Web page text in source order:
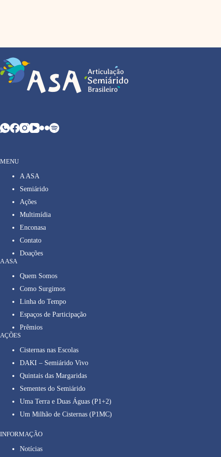
MENU
A ASA
Semiárido
Ações
Multimídia
Enconasa
Contato
Doações
A ASA
Quem Somos
Como Surgimos
Linha do Tempo
Espaços de Participação
Prêmios
AÇÕES
Cisternas nas Escolas
DAKI – Semiárido Vivo
Quintais das Margaridas
Sementes do Semiárido
Uma Terra e Duas Águas (P1+2)
Um Milhão de Cisternas (P1MC)
INFORMAÇÃO
Notícias